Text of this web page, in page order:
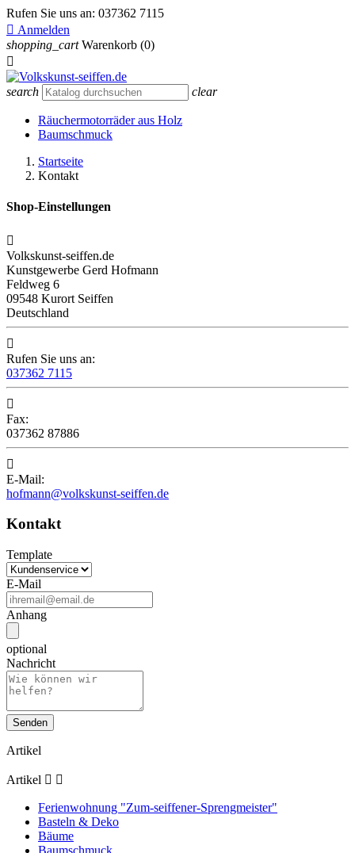
Rufen Sie uns an: 037362 7115
 Anmelden
shopping_cart Warenkorb (0)

search clear
Räuchermotorräder aus Holz
Baumschmuck
Startseite
Kontakt
Shop-Einstellungen

Volkskunst-seiffen.de
Kunstgewerbe Gerd Hofmann
Feldweg 6
09548 Kurort Seiffen
Deutschland

Rufen Sie uns an:
037362 7115

Fax:
037362 87886

E-Mail:
hofmann@volkskunst-seiffen.de
Kontakt
Template
E-Mail
Anhang
optional
Nachricht
Artikel
Artikel  
Ferienwohnung "Zum-seiffener-Sprengmeister"
Basteln & Deko
Bäume
Baumschmuck